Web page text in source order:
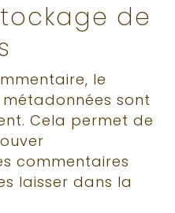
de
le
sont
Cela permet de
commentaires
laisser dans la